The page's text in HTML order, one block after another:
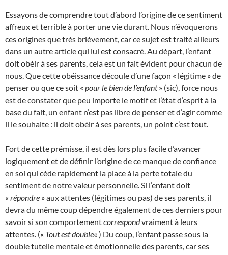
Essayons de comprendre tout d’abord l’origine de ce sentiment
affreux et terrible à porter une vie durant. Nous n’évoquerons
ces origines que très brièvement, car ce sujet est traité ailleurs
dans un autre article qui lui est consacré. Au départ, l’enfant
doit obéir à ses parents, cela est un fait évident pour chacun de
nous. Que cette obéissance découle d’une façon « légitime » de
penser ou que ce soit « pour le bien de l’enfant» (sic), force nous
est de constater que peu importe le motif et l’état d’esprit à la
base du fait, un enfant n’est pas libre de penser et d’agir comme
il le souhaite : il doit obéir à ses parents, un point c’est tout.
Fort de cette prémisse, il est dès lors plus facile d’avancer
logiquement et de définir l’origine de ce manque de confiance
en soi qui cède rapidement la place à la perte totale du
sentiment de notre valeur personnelle. Si l’enfant doit
« répondre » aux attentes (légitimes ou pas) de ses parents, il
devra du même coup dépendre également de ces derniers pour
savoir si son comportementcorrespondvraiment à leurs
attentes. (« Tout est double« ) Du coup, l’enfant passe sous la
double tutelle mentale et émotionnelle des parents, car ses